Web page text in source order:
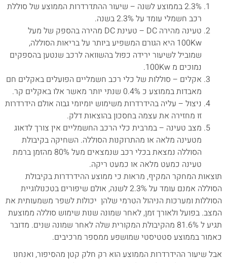
2.3% בממוצע לשנה – שיעור ההתדרדרות הממוצע של סוללת
רכב חשמלי עומד על 2.3% בשנה.
טעינה מהירה DC – טעינת DC מהירה בהספק של מעל
100Kw היא הגורם המשפיע ביותר על בריאות הסוללה,
שמוביל לשיעור ירידה כפול בהשוואה לרכב שנטען בהספקים
נמוכים מ 100Kw.
אקלים – סוללות של כלי רכב חשמליים הפועלים באקלים חם
מאבדות בממוצע כ 0.4% שנתי יותר מאשר אלו באקלים קר.
ניצול – עליה בהידרדרות משימוש יומיומי גבוה אולם הידרדרות
זו מחזירה את עצמה בחסכון בהוצאות דלק.
מצב טעינה – במרבית כלי הרכב החשמליים אין צורך לדאוג
מטעינה מלאה או מהתרוקנות הסוללה. השחיקה בקיבולת
הסוללה נמצאת בכלי רכב שנמצאים מעל 80% מהזמן ברמת
טעינה כמעט מלאה או כמעט ריקה.
תוצאות המחקר המקיף, מראות כי ממוצע ההידרדרות בקיבולת
הסוללה אמנם עומד על 2.3% לשנה, אולם שיפורים בטכנולוגיית
הסוללות ומערכות הניהול הטרמי שלהן יכולות לשפר משמעותית את
המצב. בפועל ולאורך זמן, לאחר שמונה שנות שימוש סוללה ממוצעת
תגיע ל 81.6% מהקיבולת המקורית שלה לאחר שמונה שנים. מדובר
כאמור בממוצע סטטיסטי שמושפע ממספר מרכיבים.
אבל שיעור ההידרדרות הממוצע הוא רק חלק קטן מהסיפור, ואנחנו